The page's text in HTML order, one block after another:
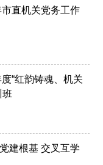
直机关党务工作
“红韵铸魂、机关
班
建根基 交叉互学